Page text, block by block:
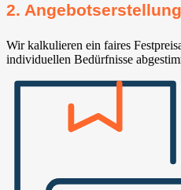
2. Angebotserstellung
Wir kalkulieren ein faires
individuellen Bedürfnisse